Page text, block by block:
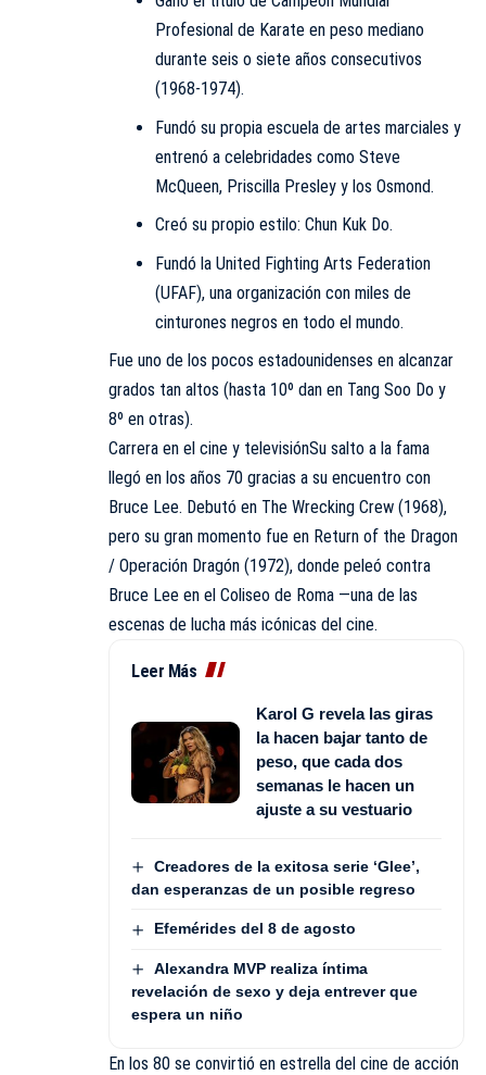
Profesional de Karate en peso mediano
durante seis o siete años consecutivos
(1968-1974).
Fundó su propia escuela de artes marciales y
entrenó a celebridades como Steve
McQueen, Priscilla Presley y los Osmond.
Creó su propio estilo: Chun Kuk Do.
Fundó la United Fighting Arts Federation
(UFAF), una organización con miles de
cinturones negros en todo el mundo.
Fue uno de los pocos estadounidenses en alcanzar
grados tan altos (hasta 10º dan en Tang Soo Do y
8º en otras).
Carrera en el cine y televisiónSu salto a la fama
llegó en los años 70 gracias a su encuentro con
Bruce Lee. Debutó en The Wrecking Crew (1968),
pero su gran momento fue en Return of the Dragon
/ Operación Dragón (1972), donde peleó contra
Bruce Lee en el Coliseo de Roma —una de las
escenas de lucha más icónicas del cine.
Leer Más
Karol G revela las giras
la hacen bajar tanto de
peso, que cada dos
semanas le hacen un
ajuste a su vestuario
Creadores de la exitosa serie ‘Glee’,
dan esperanzas de un posible regreso
Efemérides del 8 de agosto
Alexandra MVP realiza íntima
revelación de sexo y deja entrever que
espera un niño
En los 80 se convirtió en estrella del cine de acción